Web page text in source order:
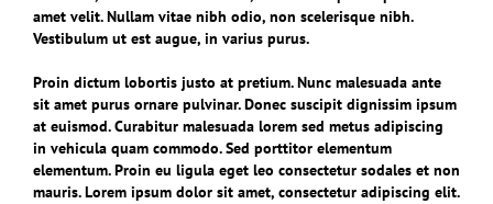
amet velit. Nullam vitae nibh odio, non scelerisque nibh.
Vestibulum ut est augue, in varius purus.
Proin dictum lobortis justo at pretium. Nunc malesuada ante
sit amet purus ornare pulvinar. Donec suscipit dignissim ipsum
at euismod. Curabitur malesuada lorem sed metus adipiscing
in vehicula quam commodo. Sed porttitor elementum
elementum. Proin eu ligula eget leo consectetur sodales et non
mauris. Lorem ipsum dolor sit amet, consectetur adipiscing elit.